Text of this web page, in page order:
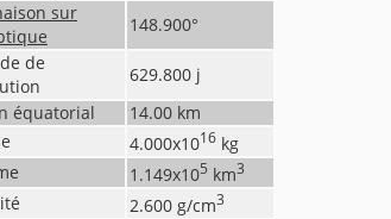
sur
148.900°
de
629.800 j
équatorial
14.00 km
4.000x1016 kg
1.149x105 km3
2.600 g/cm3